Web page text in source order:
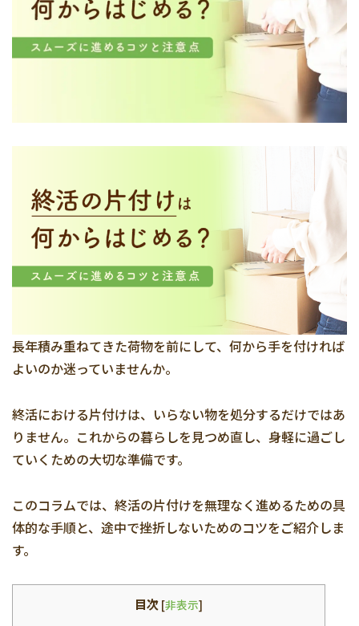
長年積み重ねてきた荷物を前にして、何から手を付ければ
よいのか迷っていませんか。
終活における片付けは、いらない物を処分するだけではあ
りません。これからの暮らしを見つめ直し、身軽に過ごし
ていくための大切な準備です。
このコラムでは、終活の片付けを無理なく進めるための具
体的な手順と、途中で挫折しないためのコツをご紹介しま
す。
目次 [非表示]